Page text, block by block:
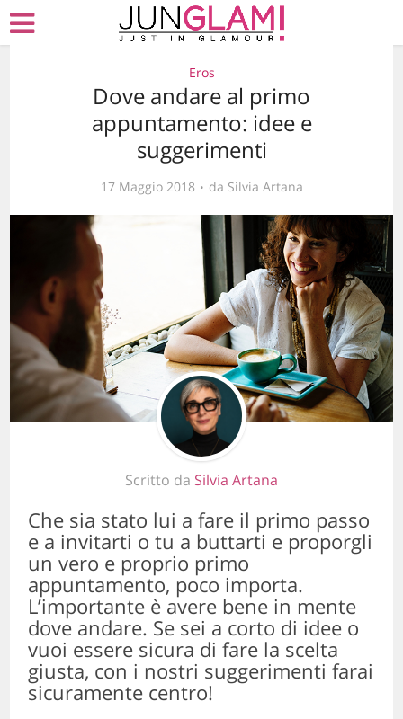
Eros
Dove andare al primo
appuntamento: idee e
suggerimenti
17 Maggio 2018 da Silvia Artana
Scritto da Silvia Artana
Che sia stato lui a fare il primo passo
e a invitarti o tu a buttarti e proporgli
un vero e proprio primo
appuntamento, poco importa.
L’importante è avere bene in mente
dove andare. Se sei a corto di idee o
vuoi essere sicura di fare la scelta
giusta, con i nostri suggerimenti farai
sicuramente centro!